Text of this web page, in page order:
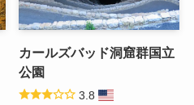
カールズバッド洞窟群国立
公園
3.8